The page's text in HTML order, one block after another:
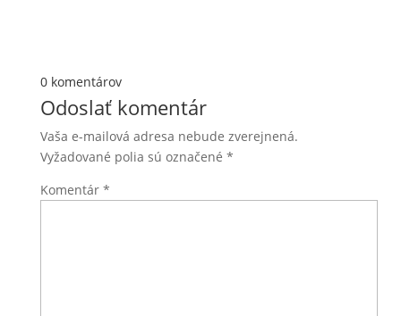
0 komentárov
Odoslať komentár
Vaša e-mailová adresa nebude zverejnená.
Vyžadované polia sú označené *
Komentár *